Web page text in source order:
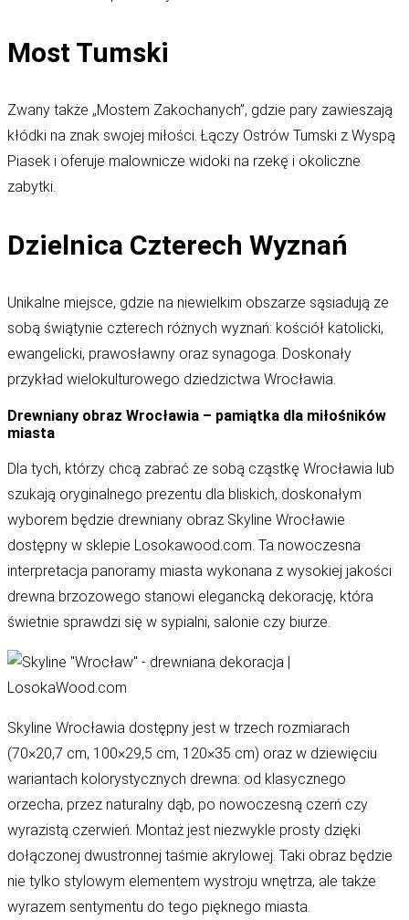
Most Tumski
Zwany także „Mostem Zakochanych”, gdzie pary zawieszają
kłódki na znak swojej miłości. Łączy Ostrów Tumski z Wyspą
Piasek i oferuje malownicze widoki na rzekę i okoliczne
zabytki.
Dzielnica Czterech Wyznań
Unikalne miejsce, gdzie na niewielkim obszarze sąsiadują ze
sobą świątynie czterech różnych wyznań: kościół katolicki,
ewangelicki, prawosławny oraz synagoga. Doskonały
przykład wielokulturowego dziedzictwa Wrocławia.
Drewniany obraz Wrocławia – pamiątka dla miłośników
miasta
Dla tych, którzy chcą zabrać ze sobą cząstkę Wrocławia lub
szukają oryginalnego prezentu dla bliskich, doskonałym
wyborem będzie drewniany obraz Skyline Wrocławie
dostępny w sklepie Losokawood.com. Ta nowoczesna
interpretacja panoramy miasta wykonana z wysokiej jakości
drewna brzozowego stanowi elegancką dekorację, która
świetnie sprawdzi się w sypialni, salonie czy biurze.
Skyline Wrocławia dostępny jest w trzech rozmiarach
(70×20,7 cm, 100×29,5 cm, 120×35 cm) oraz w dziewięciu
wariantach kolorystycznych drewna: od klasycznego
orzecha, przez naturalny dąb, po nowoczesną czerń czy
wyrazistą czerwień. Montaż jest niezwykle prosty dzięki
dołączonej dwustronnej taśmie akrylowej. Taki obraz będzie
nie tylko stylowym elementem wystroju wnętrza, ale także
wyrazem sentymentu do tego pięknego miasta.